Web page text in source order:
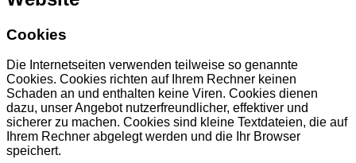
Cookies
Die Internetseiten verwenden teilweise so genannte
Cookies. Cookies richten auf Ihrem Rechner keinen
Schaden an und enthalten keine Viren. Cookies dienen
dazu, unser Angebot nutzerfreundlicher, effektiver und
sicherer zu machen. Cookies sind kleine Textdateien, die auf
Ihrem Rechner abgelegt werden und die Ihr Browser
speichert.